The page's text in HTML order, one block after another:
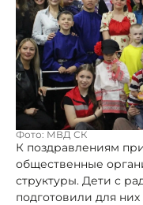
Фото: МВД СК
К поздравлениям
общественные
структуры. Дети с
подготовили для